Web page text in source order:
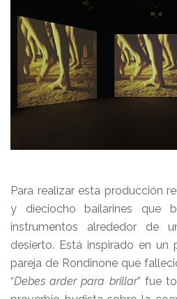
Para realizar esta producción
y dieciocho bailarines que
instrumentos alrededor de
desierto. Está inspirado en un
pareja de Rondinone que
“Debes arder para brillar” fue